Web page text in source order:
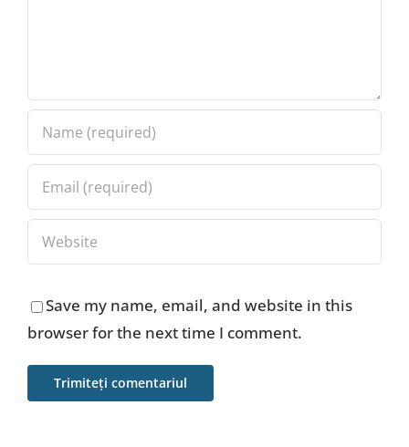
Save my name, email, and website in this
browser for the next time I comment.